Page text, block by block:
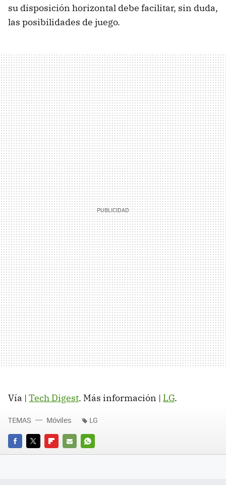
su disposición horizontal debe facilitar, sin duda,
las posibilidades de juego.
Vía | Tech Digest. Más información | LG.
FACEBOOK
TWITTERFLIPBOARD
E-
WHATSAPP
TEMAS Móviles LG